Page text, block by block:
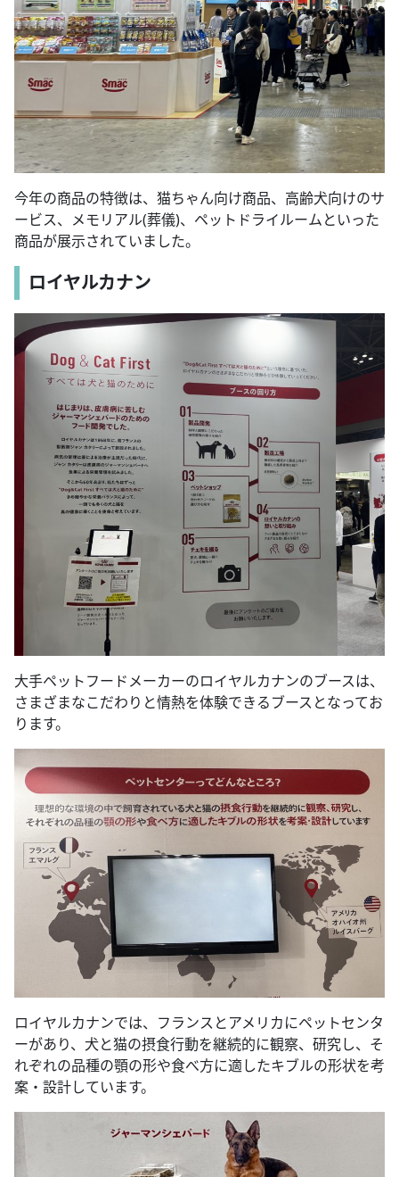
今年の商品の特徴は、猫ちゃん向け商品、高齢犬向けのサ
ービス、メモリアル(葬儀)、ペットドライルームといった
商品が展示されていました。
ロイヤルカナン
大手ペットフードメーカーのロイヤルカナンのブースは、
さまざまなこだわりと情熱を体験できるブースとなってお
ります。
ロイヤルカナンでは、フランスとアメリカにペットセンタ
ーがあり、犬と猫の摂食行動を継続的に観察、研究し、そ
れぞれの品種の顎の形や食べ方に適したキブルの形状を考
案・設計しています。